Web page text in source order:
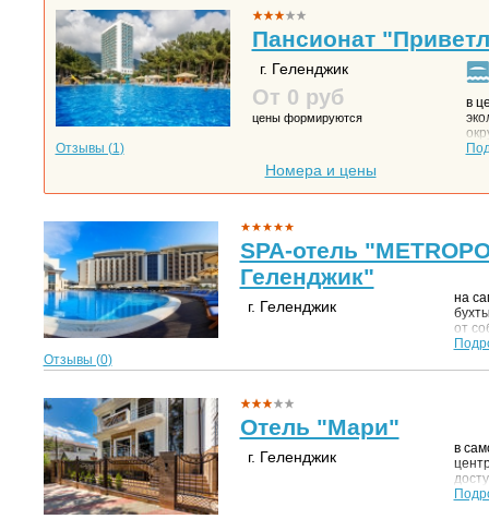
Отзывы (1 )
Пансионат
г. Геленджик
От 0 руб
цены формируются
в
80
Номера и цены
Отзывы (0)
SPA-отель
Геленджик"
г. Геленджик
на
от
Отель "Мари"
г. Геленджик
в